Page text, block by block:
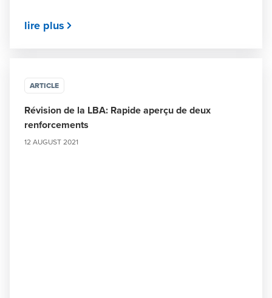
lire plus
ARTICLE
Révision de la LBA: Rapide aperçu de deux
renforcements
12 AUGUST 2021